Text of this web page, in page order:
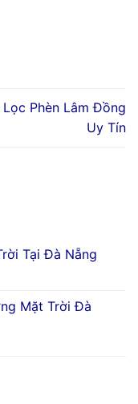
Lọc Phèn Lâm Đồng
Uy Tín
Tại Đà Nẵng
Mặt Trời Đà